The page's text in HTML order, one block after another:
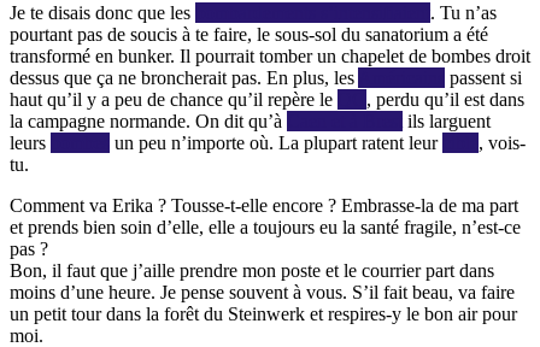
Je te disais donc que les
. Tu n’as
pourtant pas de soucis à te faire, le sous-sol du sanatorium a été
transformé en bunker. Il pourrait tomber un chapelet de bombes droit
dessus que ça ne broncherait pas. En plus, les
passent si
haut qu’il y a peu de chance qu’il repère le
, perdu qu’il est dans
la campagne normande. On dit qu’à
ils larguent
leurs
un peu n’importe où. La plupart ratent leur
, vois-
tu.
Comment va Erika ? Tousse-t-elle encore ? Embrasse-la de ma part
et prends bien soin d’elle, elle a toujours eu la santé fragile, n’est-ce
pas ?
Bon, il faut que j’aille prendre mon poste et le courrier part dans
moins d’une heure. Je pense souvent à vous. S’il fait beau, va faire
un petit tour dans la forêt du Steinwerk et respires-y le bon air pour
moi.